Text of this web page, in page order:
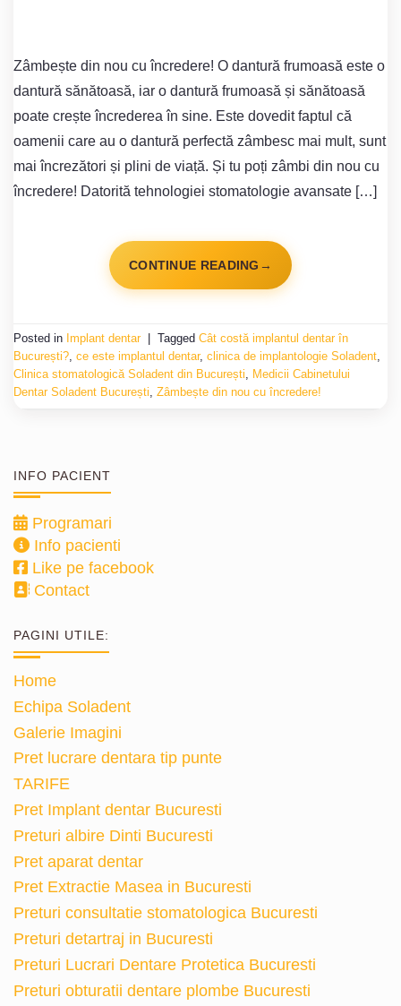
Zâmbește din nou cu încredere! O dantură frumoasă este o
dantură sănătoasă, iar o dantură frumoasă și sănătoasă
poate crește încrederea în sine. Este dovedit faptul că
oamenii care au o dantură perfectă zâmbesc mai mult, sunt
mai încrezători și plini de viață. Și tu poți zâmbi din nou cu
încredere! Datorită tehnologiei stomatologie avansate […]
CONTINUE READING →
Posted in Implant dentar Tagged Cât costă implantul dentar în
București?, ce este implantul dentar, clinica de implantologie Soladent,
Clinica stomatologică Soladent din București, Medicii Cabinetului
Dentar Soladent București, Zâmbește din nou cu încredere!
INFO PACIENT
Programari
Info pacienti
Like pe facebook
Contact
PAGINI UTILE:
Home
Echipa Soladent
Galerie Imagini
Pret lucrare dentara tip punte
TARIFE
Pret Implant dentar Bucuresti
Preturi albire Dinti Bucuresti
Pret aparat dentar
Pret Extractie Masea in Bucuresti
Preturi consultatie stomatologica Bucuresti
Preturi detartraj in Bucuresti
Preturi Lucrari Dentare Protetica Bucuresti
Preturi obturatii dentare plombe Bucuresti